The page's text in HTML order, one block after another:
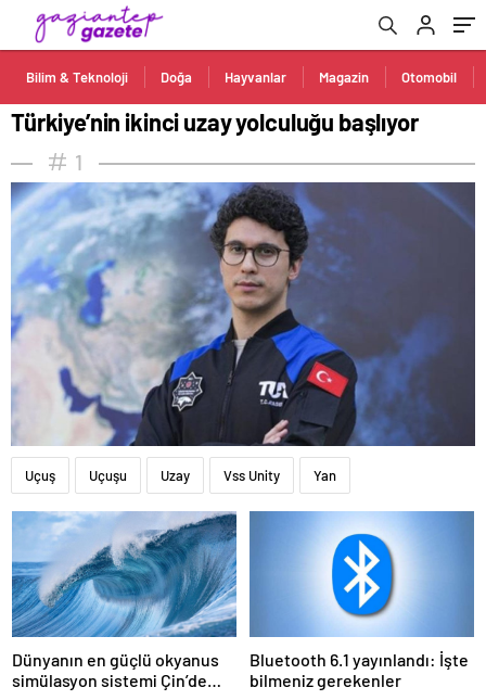
Bilim & Teknoloji Doğa Hayvanlar Magazin Otomobil
Türkiye’nin ikinci uzay yolculuğu başlıyor
1
Uçuş Uçuşu Uzay Vss Unity Yan
Dünyanın en güçlü okyanus
simülasyon sistemi Çin’de
Bluetooth 6.1 yayınlandı: İşte
bilmeniz gerekenler